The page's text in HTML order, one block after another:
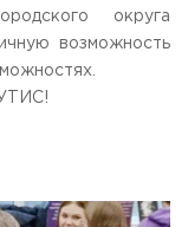
округа
возможность